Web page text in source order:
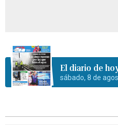
El diario de
sábado, 8 de